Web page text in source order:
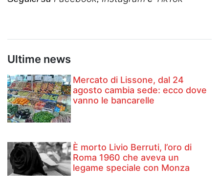
Ultime news
Mercato di Lissone, dal 24
agosto cambia sede: ecco dove
vanno le bancarelle
È morto Livio Berruti, l’oro di
Roma 1960 che aveva un
legame speciale con Monza